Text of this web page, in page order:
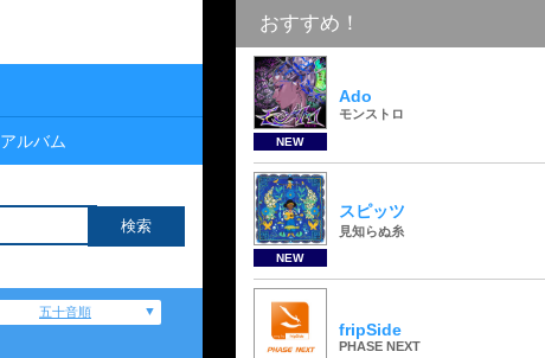
アルバム
五十音順
おすすめ！
NEW
Ado
モンストロ
NEW
スピッツ
見知らぬ糸
fripSide
PHASE NEXT